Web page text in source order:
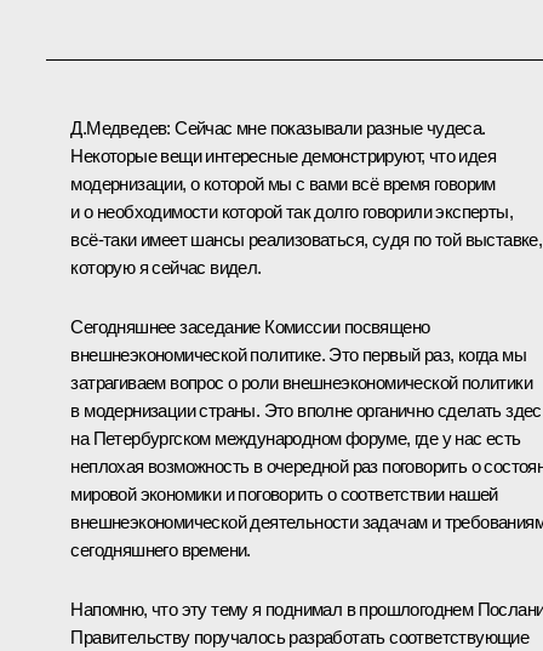
Д.Медведев:Сейчас мне показывали разные чудеса.
Некоторые вещи интересные демонстрируют, что идея
модернизации, о которой мы с вами всё время говорим
и о необходимости которой так долго говорили эксперты,
всё‑таки имеет шансы реализоваться, судя по той выставке,
которую я сейчас видел.
Сегодняшнее заседание Комиссии посвящено
внешнеэкономической политике. Это первый раз, когда мы
затрагиваем вопрос о роли внешнеэкономической политики
в модернизации страны. Это вполне органично сделать
на Петербургском международном форуме, где у нас есть
неплохая возможность в очередной раз поговорить о
мировой экономики и поговорить о соответствии нашей
внешнеэкономической деятельности задачам и
сегодняшнего времени.
Напомню, что эту тему я поднимал в прошлогоднем
Правительству поручалосьразработать соответствующие